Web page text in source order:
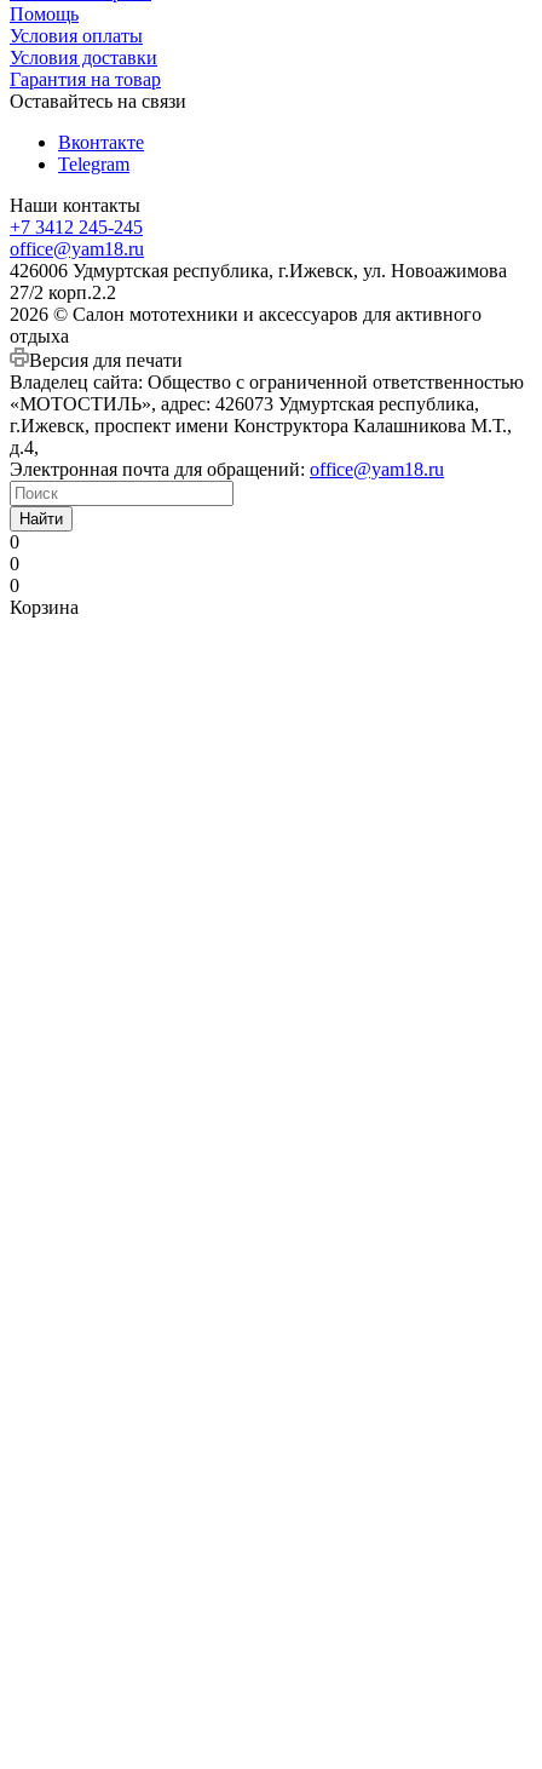
Помощь
Условия оплаты
Условия доставки
Гарантия на товар
Оставайтесь на связи
Вконтакте
Telegram
Наши контакты
+7 3412 245-245
office@yam18.ru
426006 Удмуртская республика, г.Ижевск, ул. Новоажимова
27/2 корп.2.2
2026 © Салон мототехники и аксессуаров для активного
отдыха
Версия для печати
Владелец сайта: Общество с ограниченной ответственностью
«МОТОСТИЛЬ», адрес: 426073 Удмуртская республика,
г.Ижевск, проспект имени Конструктора Калашникова М.Т.,
д.4,
Электронная почта для обращений: office@yam18.ru
Найти
0
0
0
Корзина